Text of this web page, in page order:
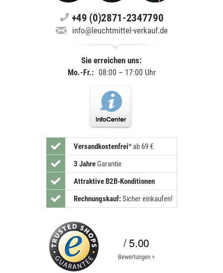
+49 (0)2871-2347790
info@leuchtmittel-verkauf.de
Sie erreichen uns:
Mo.-Fr.: 08:00 – 17:00 Uhr
Versandkostenfrei* ab 69 €
3 JahreGarantie
Attraktive B2B-Konditionen
Rechnungskauf:Sicher einkaufen!
/ 5.00
Bewertungen >